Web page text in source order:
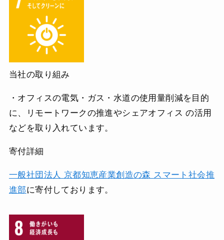
当社の取り組み
・オフィスの電気・ガス・水道の使用量削減を目的
に、リモートワークの推進やシェアオフィス の活用
などを取り入れています。
寄付詳細
一般社団法人 京都知恵産業創造の森 スマート社会推
進部に寄付しております。